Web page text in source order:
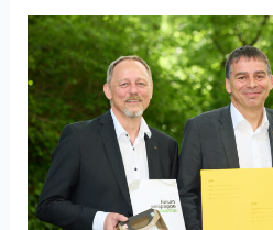
Pressegespräch
2024